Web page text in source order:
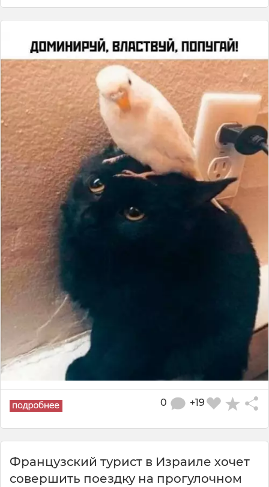
+19
0
Французский турист в Израиле хочет
совершить поездку на прогулочном